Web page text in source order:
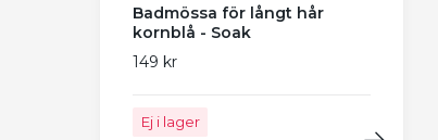
Badmössa för långt hår
kornblå - Soak
149 kr
Ej i lager